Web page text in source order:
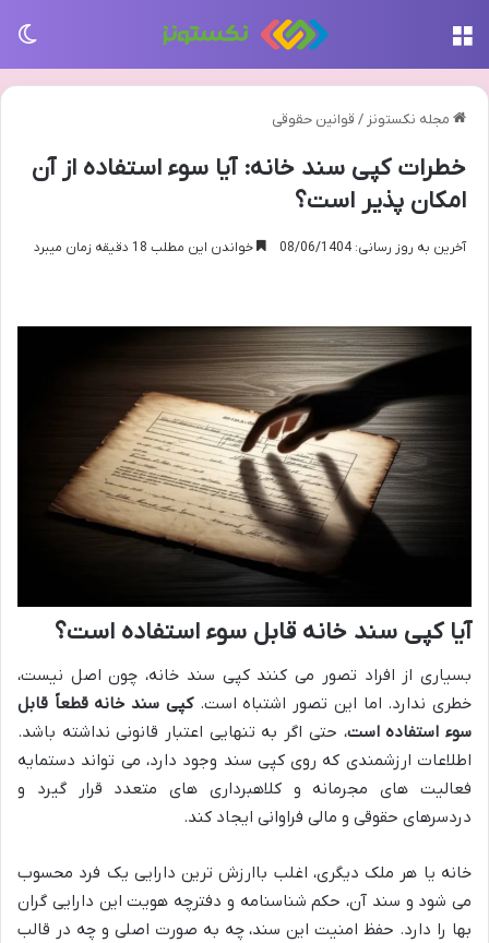
مجله نکستونز / قوانین حقوقی
خطرات کپی سند خانه: آیا سوء استفاده از آن
امکان پذیر است؟
آخرین به روز رسانی: 08/06/1404 خواندن این مطلب 18 دقیقه زمان میبرد
آیا کپی سند خانه قابل سوء استفاده است؟
بسیاری از افراد تصور می کنند کپی سند خانه، چون اصل نیست،
خطری ندارد. اما این تصور اشتباه است.کپی سند خانه قطعاً قابل
سوء استفاده است، حتی اگر به تنهایی اعتبار قانونی نداشته باشد.
اطلاعات ارزشمندی که روی کپی سند وجود دارد، می تواند دستمایه
فعالیت های مجرمانه و کلاهبرداری های متعدد قرار گیرد و
دردسرهای حقوقی و مالی فراوانی ایجاد کند.
خانه یا هر ملک دیگری، اغلب باارزش ترین دارایی یک فرد محسوب
می شود و سند آن، حکم شناسنامه و دفترچه هویت این دارایی گران
بها را دارد. حفظ امنیت این سند، چه به صورت اصلی و چه در قالب